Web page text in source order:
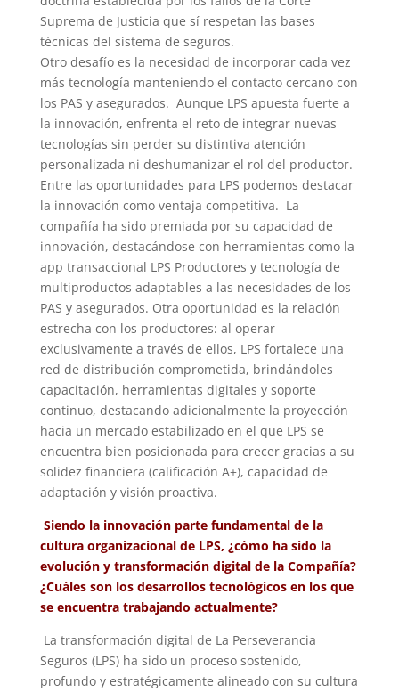
Suprema de Justicia que sí respetan las bases
técnicas del sistema de seguros.
Otro desafío es la necesidad de incorporar cada vez
más tecnología manteniendo el contacto cercano con
los PAS y asegurados. Aunque LPS apuesta fuerte a
la innovación, enfrenta el reto de integrar nuevas
tecnologías sin perder su distintiva atención
personalizada ni deshumanizar el rol del productor.
Entre las oportunidades para LPS podemos destacar
la innovación como ventaja competitiva. La
compañía ha sido premiada por su capacidad de
innovación, destacándose con herramientas como la
app transaccional LPS Productores y tecnología de
multiproductos adaptables a las necesidades de los
PAS y asegurados. Otra oportunidad es la relación
estrecha con los productores: al operar
exclusivamente a través de ellos, LPS fortalece una
red de distribución comprometida, brindándoles
capacitación, herramientas digitales y soporte
continuo, destacando adicionalmente la proyección
hacia un mercado estabilizado en el que LPS se
encuentra bien posicionada para crecer gracias a su
solidez financiera (calificación A+), capacidad de
adaptación y visión proactiva.
Siendo la innovación parte fundamental de la
cultura organizacional de LPS, ¿cómo ha sido la
evolución y transformación digital de la Compañía?
¿Cuáles son los desarrollos tecnológicos en los que
se encuentra trabajando actualmente?
La transformación digital de La Perseverancia
Seguros (LPS) ha sido un proceso sostenido,
profundo y estratégicamente alineado con su cultura